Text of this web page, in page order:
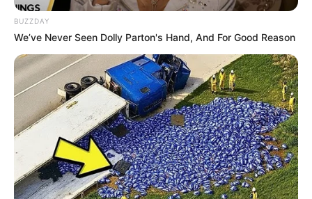
BUZZDAY
We’ve Never Seen Dolly Parton's Hand, And For Good Reason